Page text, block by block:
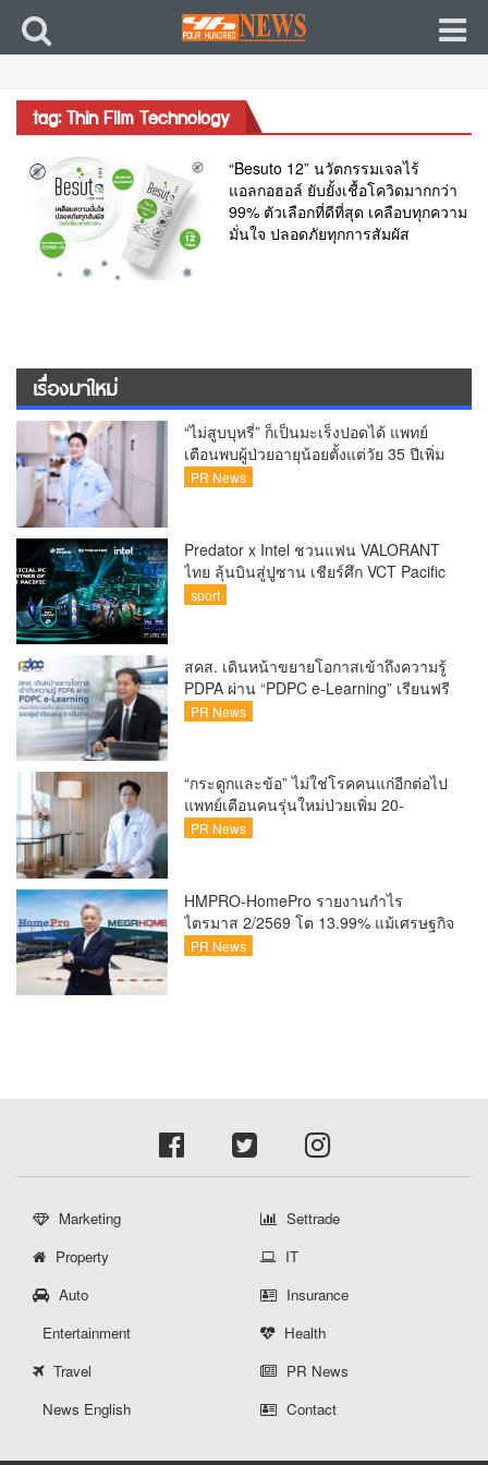
tag: Thin Film Technology
“Besuto 12” นวัตกรรมเจลไร้
แอลกอฮอล์ ยับยั้งเชื้อโควิดมากกว่า
99% ตัวเลือกที่ดีที่สุด เคลือบทุกความ
มั่นใจ ปลอดภัยทุกการสัมผัส
เรื่องมาใหม่
“ไม่สูบบุหรี่” ก็เป็นมะเร็งปอดได้ แพทย์
เตือนพบผู้ป่วยอายุน้อยตั้งแต่วัย 35 ปีเพิ่ม
ขึ้นคนไทยกว่า 70% รู้ตัวเมื่อโรคลุกลาม
PR News
Predator x Intel ชวนแฟน VALORANT
ไทย ลุ้นบินสู่ปูซาน เชียร์ศึก VCT Pacific
Finals Busan ประเทศเกาหลีใต้ Predator
สุดพิเศษตลอดทัวร์นาเมนต์
sport
สคส. เดินหน้าขยายโอกาสเข้าถึงความรู้
PDPA ผ่าน “PDPC e-Learning” เรียนฟรี
ทุกที่ ทุกเวลา พร้อมประกาศนียบัตร ต่อย
แล้ว
PR News
“กระดูกและข้อ” ไม่ใช่โรคคนแก่อีกต่อไป
แพทย์เตือนคนรุ่นใหม่ป่วยเพิ่ม 20-
30% เสี่ยง ‘ข้อเข่าเสื่อมก่อนวัย’ จาก
PR News
HMPRO-HomePro รายงานกำไร
ไตรมาส 2/2569 โต 13.99% แม้เศรษฐกิจ
ผันผวนเดินหน้าขยายสาขา เสริมพอร์ต
PR News
Marketing
Settrade
Property
IT
Auto
Insurance
Entertainment
Health
Travel
PR News
News English
Contact